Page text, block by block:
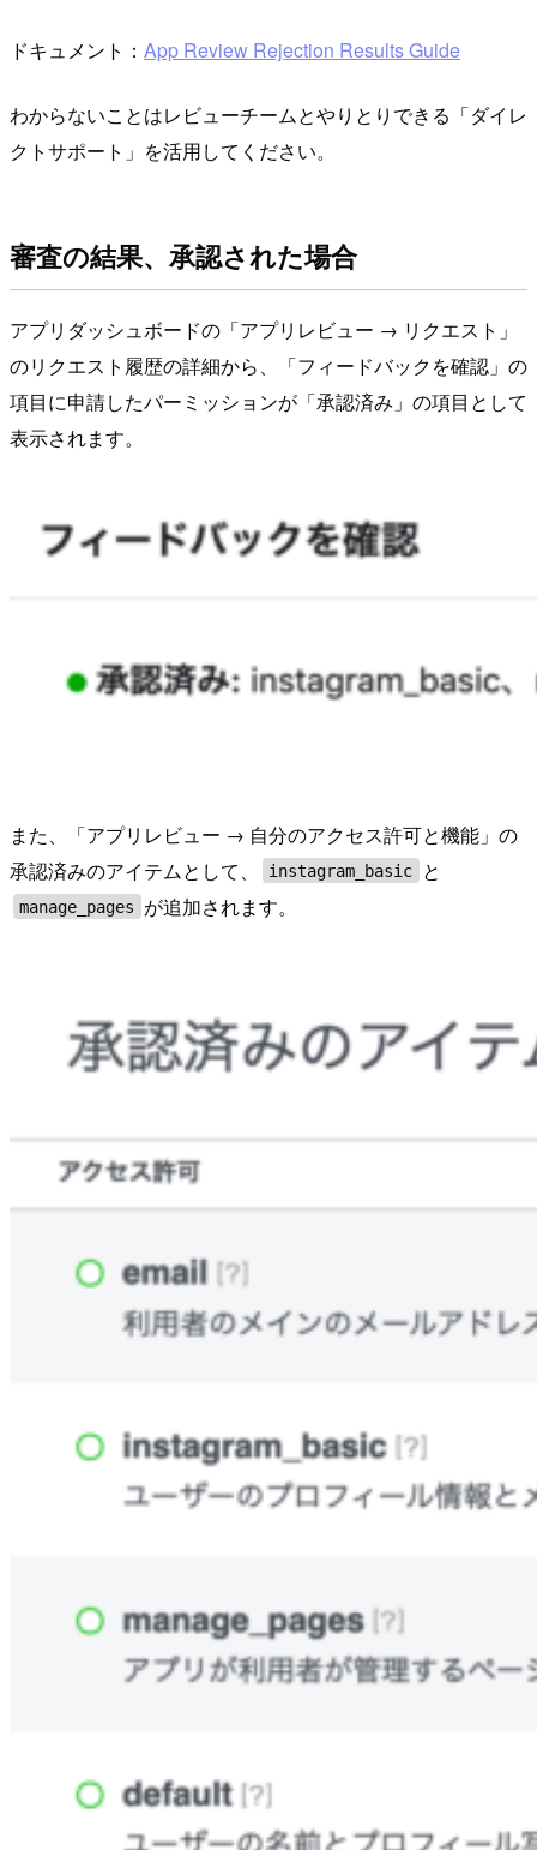
ドキュメント： App Review Rejection Results Guide
わからないことはレビューチームとやりとりできる「ダイレ
クトサポート」を活用してください。
審査の結果、承認された場合
アプリダッシュボードの「アプリレビュー → リクエスト」
のリクエスト履歴の詳細から、「フィードバックを確認」の
項目に申請したパーミッションが「承認済み」の項目として
表示されます。
また、「アプリレビュー → 自分のアクセス許可と機能」の
承認済みのアイテムとして、
instagram_basic と
manage_pages が追加されます。